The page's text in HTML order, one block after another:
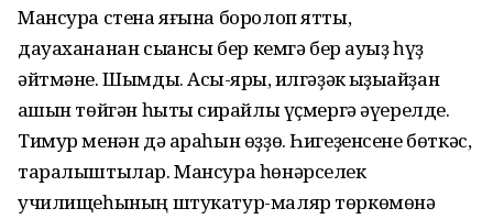
Мансура стена яғына боролоп ятты,
дауахананан сыҡҡансы бер кемгә бер ауыҙ һүҙ
әйтмәне. Шымды. Асыҡ-ярыҡ, илгәҙәк ҡыҙыҡайҙан
ҡашын төйгән һытыҡ сирайлы үҫмергә әүерелде.
Тимур менән дә араһын өҙҙө. Һигеҙенсене бөткәс,
таралыштылар. Мансура һөнәрселек
училищеһының штукатур-маляр төркөмөнә